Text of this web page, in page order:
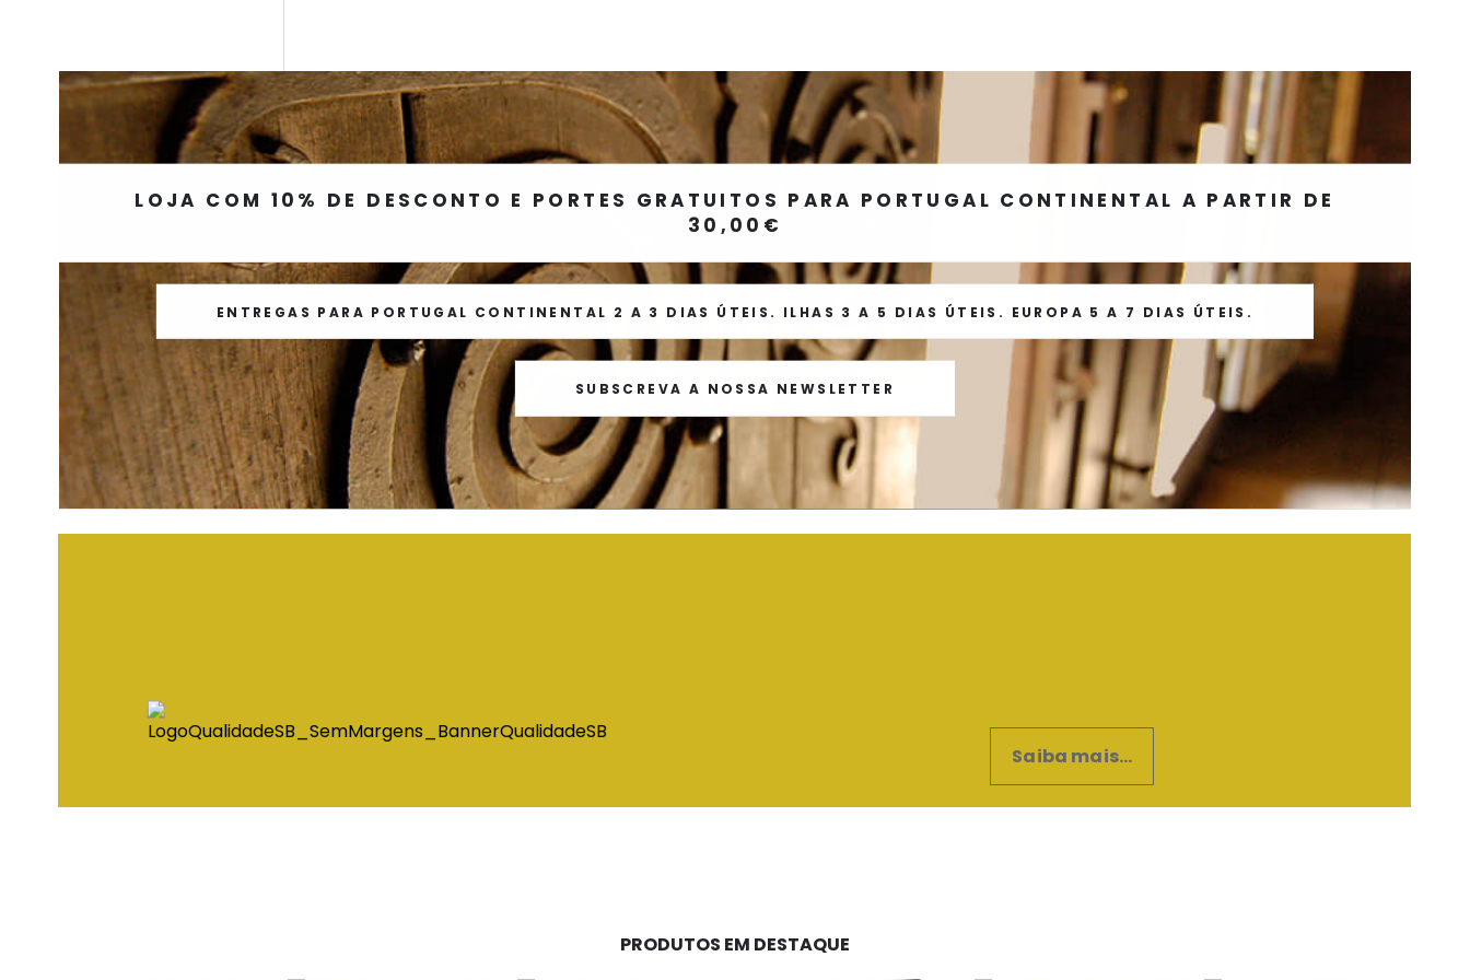
LOJA COM 10% DE DESCONTO E PORTES GRATUITOS PARA PORTUGAL CONTINENTAL A PARTIR DE
30,00€
ENTREGAS PARA PORTUGAL CONTINENTAL 2 A 3 DIAS ÚTEIS. ILHAS 3 A 5 DIAS ÚTEIS. EUROPA 5 A 7 DIAS ÚTEIS.
SUBSCREVA A NOSSA NEWSLETTER
Saiba mais...
PRODUTOS EM DESTAQUE